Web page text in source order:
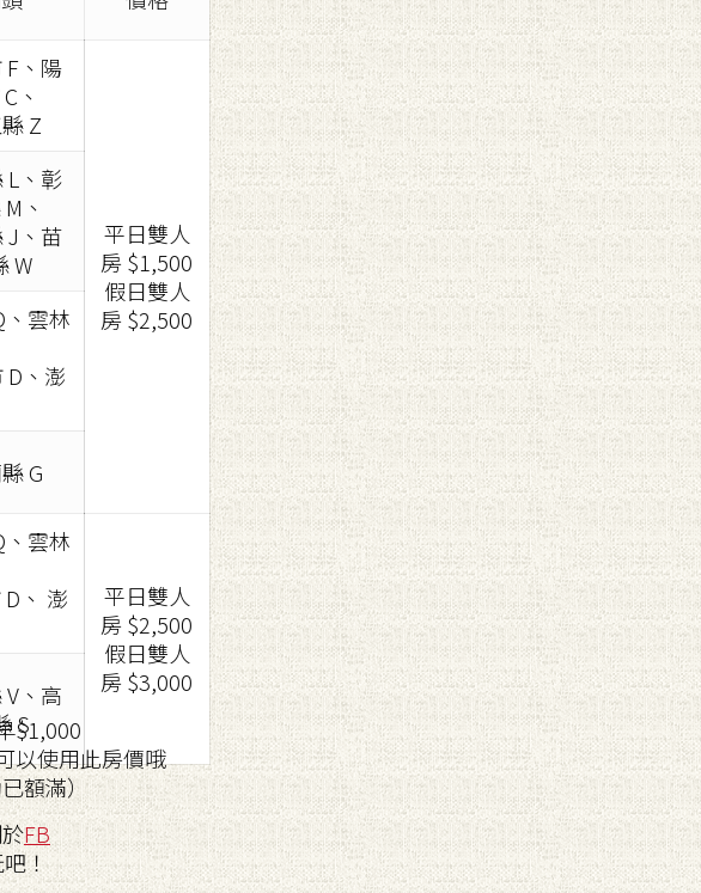
F、陽
、
Z
平日雙人
房 $1,500
假日雙人
房 $2,500
L、彰
、
J、苗
W
雲林
D、澎
G
雲林
、 澎
平日雙人
房 $2,500
假日雙人
房 $3,000
、高
S
$1,000
以使用此房價哦
額滿）
FB
！